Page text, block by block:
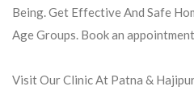
Being. Get Effective And Safe
Age Groups. Book an
Visit Our Clinic At Patna &